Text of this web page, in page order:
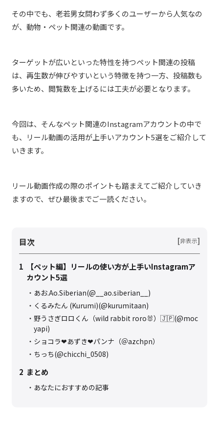
その中でも、老若男女問わず多くのユーザーから人気なの
が、動物・ペット関連の動画です。
ターゲットが広いといった特性を持つペット関連の投稿
は、再生数が伸びやすいという特徴を持つ一方、投稿数も
多いため、閲覧数を上げるには工夫が必要となります。
今回は、そんなペット関連のInstagramアカウントの中で
も、リール動画の活用が上手いアカウント5選をご紹介して
いきます。
リール動画作成の際のポイントも踏まえてご紹介していき
ますので、ぜひ最後までご一読ください。
目次 [非表示]
1
【ペット編】リールの使い方が上手いInstagramア
カウント5選
あお.Ao.Siberian(@__ao.siberian__)
くるみたん (Kurumi)(@kurumitaan)
野うさぎロロくん（wild rabbit roro🐰）🇯🇵(@moc
yapi)
ショコラ❤︎あずき❤︎パンナ（＠azchpn）
ちっち(@chicchi_0508)
2 まとめ
あなたにおすすめの記事